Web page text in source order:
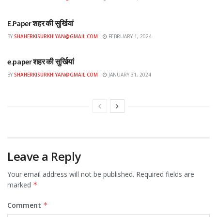
1019
35
60
130
74
दाल (मसूर)
E.Paper शहर की सुर्खियां
BY SHAHERKISURKHIYAN@GMAIL.COM FEBRUARY 1, 2024
e.paper शहर की सुर्खियां
BY SHAHERKISURKHIYAN@GMAIL.COM JANUARY 31, 2024
Leave a Reply
Your email address will not be published. Required fields are
marked *
Comment *